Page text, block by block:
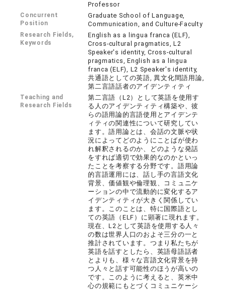
Professor
Concurrent
Position
Graduate School of Language,
Communication, and Culture-Faculty
Research Fields,
Keywords
English as a lingua franca (ELF),
Cross-cultural pragmatics, L2
Speaker's identity, Cross-cultural
pragmatics, English as a lingua
franca (ELF), L2 Speaker's identity,
共通語としての英語, 異文化間語用論,
第二言語話者のアイデンティティ
Teaching and
Research Fields
第二言語（L2）として英語を使用す
る人のアイデンティティ構築や、彼
らの語用論的言語使用とアイデンテ
ィティの関連性について研究してい
ます。語用論とは、会話の文脈や状
況によってどのようにことばが使わ
れ解釈されるのか、どのような発話
をすれば適切で効果的なのかといっ
たことを考察する分野です。語用論
的言語運用には、話し手の言語文化
背景、価値観や倫理観、コミュニケ
ーションの中で流動的に変化するア
イデンティティが大きく関係してい
ます。このことは、特に国際語とし
ての英語（ELF）に顕著に現れます。
現在、L2として英語を使用する人々
の数は世界人口のおよそ三分の一と
推計されています。つまり私たちが
英語を話すとしたら、英語母語話者
とよりも、様々な言語文化背景を持
つ人々と話す可能性のほうが高いの
です。このように考えると、英米中
心の規範にもとづくコミュニケーシ